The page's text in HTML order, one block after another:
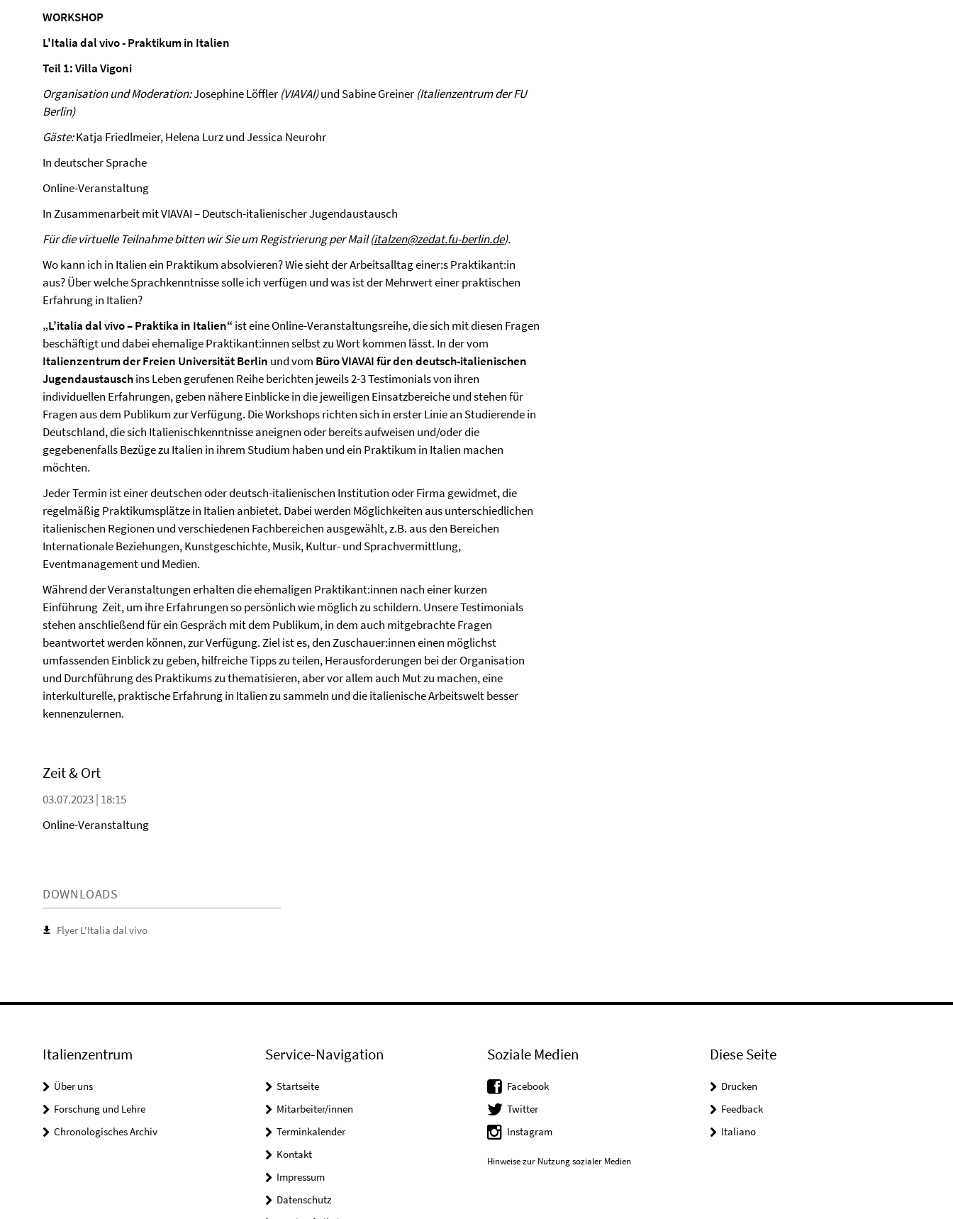
WORKSHOP
L'Italia dal vivo - Praktikum in Italien
Teil 1: Villa Vigoni
Organisation und Moderation:Josephine Löffler (VIAVAI)und Sabine Greiner (Italienzentrum der FU
Berlin)
Gäste:Katja Friedlmeier, Helena Lurz und Jessica Neurohr
In deutscher Sprache
Online-Veranstaltung
In Zusammenarbeit mit VIAVAI – Deutsch-italienischer Jugendaustausch
Für die virtuelle Teilnahme bitten wir Sie um Registrierung per Mail (italzen@zedat.fu-berlin.de).
Wo kann ich in Italien ein Praktikum absolvieren? Wie sieht der Arbeitsalltag einer:s Praktikant:in
aus? Über welche Sprachkenntnisse solle ich verfügen und was ist der Mehrwert einer praktischen
Erfahrung in Italien?
„L’italia dal vivo – Praktika in Italien“ ist eine Online-Veranstaltungsreihe, die sich mit diesen Fragen
beschäftigt und dabei ehemalige Praktikant:innen selbst zu Wort kommen lässt. In der vom
Italienzentrum der Freien Universität Berlin und vom Büro VIAVAI für den deutsch-italienischen
Jugendaustauschins Leben gerufenen Reihe berichten jeweils 2-3 Testimonials von ihren
individuellen Erfahrungen, geben nähere Einblicke in die jeweiligen Einsatzbereiche und stehen für
Fragen aus dem Publikum zur Verfügung. Die Workshops richten sich in erster Linie an Studierende in
Deutschland, die sich Italienischkenntnisse aneignen oder bereits aufweisen und/oder die
gegebenenfalls Bezüge zu Italien in ihrem Studium haben und ein Praktikum in Italien machen
möchten.
Jeder Termin ist einer deutschen oder deutsch-italienischen Institution oder Firma gewidmet, die
regelmäßig Praktikumsplätze in Italien anbietet. Dabei werden Möglichkeiten aus unterschiedlichen
italienischen Regionen und verschiedenen Fachbereichen ausgewählt, z.B. aus den Bereichen
Internationale Beziehungen, Kunstgeschichte, Musik, Kultur- und Sprachvermittlung,
Eventmanagement und Medien.
Während der Veranstaltungen erhalten die ehemaligen Praktikant:innen nach einer kurzen
Einführung Zeit, um ihre Erfahrungen so persönlich wie möglich zu schildern. Unsere Testimonials
stehen anschließend für ein Gespräch mit dem Publikum, in dem auch mitgebrachte Fragen
beantwortet werden können, zur Verfügung. Ziel ist es, den Zuschauer:innen einen möglichst
umfassenden Einblick zu geben, hilfreiche Tipps zu teilen, Herausforderungen bei der Organisation
und Durchführung des Praktikums zu thematisieren, aber vor allem auch Mut zu machen, eine
interkulturelle, praktische Erfahrung in Italien zu sammeln und die italienische Arbeitswelt besser
kennenzulernen.
Zeit & Ort
03.07.2023 | 18:15
Online-Veranstaltung
DOWNLOADS
Flyer L'Italia dal vivo
Italienzentrum
Über uns
Forschung und Lehre
Chronologisches Archiv
Service-Navigation
Startseite
Mitarbeiter/innen
Terminkalender
Kontakt
Impressum
Datenschutz
Soziale Medien
Facebook
Twitter
Instagram
Hinweise zur Nutzung sozialer Medien
Diese Seite
Drucken
Feedback
Italiano